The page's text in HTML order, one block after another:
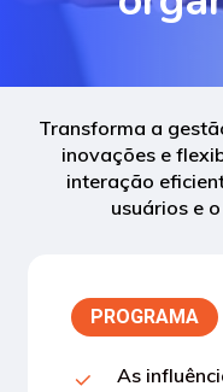
Transforma a
inovações e
interação
usuários e
PROGRAMA
As